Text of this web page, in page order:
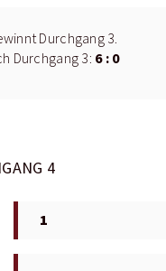
Durchgang 3.
Durchgang 3: 6 : 0
4
1